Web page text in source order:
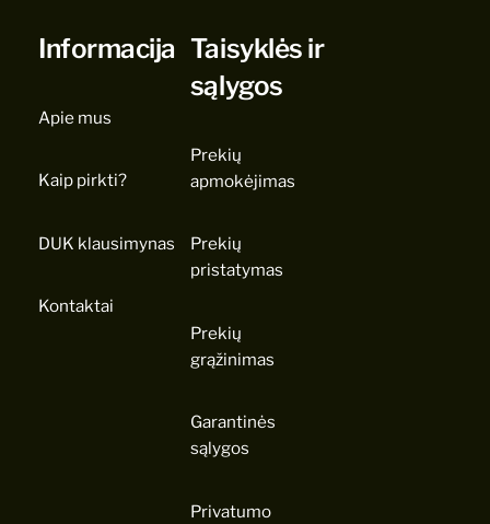
Informacija
Apie mus
Kaip pirkti?
DUK klausimynas
Kontaktai
Taisyklės ir
sąlygos
Prekių
apmokėjimas
Prekių
pristatymas
Prekių
grąžinimas
Garantinės
sąlygos
Privatumo